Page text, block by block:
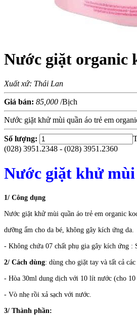
Nước giặt organic
Xuất xứ: Thái Lan
Giá bán: 85,000 /Bịch
Nước giặt khử mùi quần áo trẻ em
Số lượng:
(028) 3951.2348 - (028) 3951.2360
Nước giặt khử
1/ Công dụng
Nước giặt khử mùi quần áo trẻ em organic
dưỡng ẩm cho da bé, không gây kích ứng da.
- Không chứa 07 chất phụ gia gây kích ứng :
2/ Cách dùng: dùng cho giặt tay và tất cả
- Hòa 30ml dung dịch với 10 lít nước (cho 10
- Vò nhẹ rồi xả sạch với nước.
3/ Thành phần: